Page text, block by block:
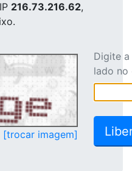
216.73.216.62,
[trocar imagem]
Digite
lado no